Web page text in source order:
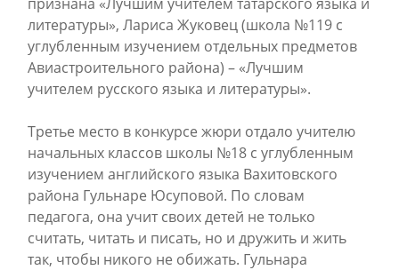
литературы», Лариса Жуковец (школа №119 с
углубленным изучением отдельных предметов
Авиастроительного района) – «Лучшим
учителем русского языка и литературы».
Третье место в конкурсе жюри отдало учителю
начальных классов школы №18 с углубленным
изучением английского языка Вахитовского
района Гульнаре Юсуповой. По словам
педагога, она учит своих детей не только
считать, читать и писать, но и дружить и жить
так, чтобы никого не обижать. Гульнара